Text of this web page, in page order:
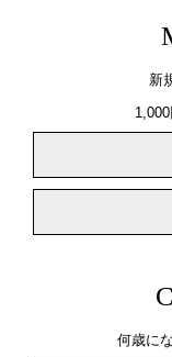
新
何歳に